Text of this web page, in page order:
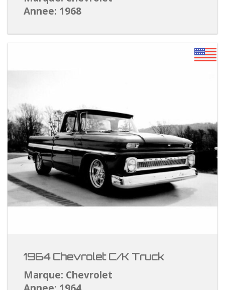
Annee: 1968
1964 Chevrolet C/K Truck
Marque: Chevrolet